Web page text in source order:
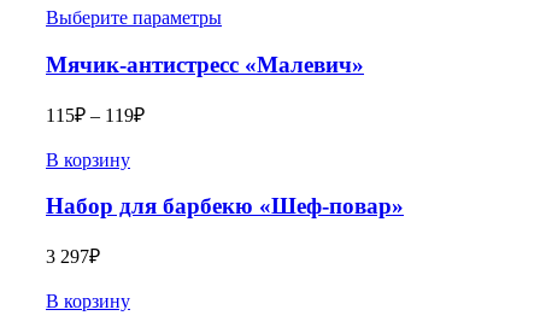
Выберите параметры
Мячик-антистресс «Малевич»
115₽ – 119₽
В корзину
Набор для барбекю «Шеф-повар»
3 297₽
В корзину